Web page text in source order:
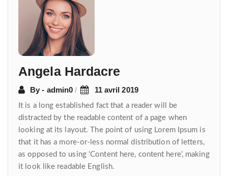
Angela Hardacre
By - admin0 11 avril 2019
It is a long established fact that a reader will be
distracted by the readable content of a page when
looking at its layout. The point of using Lorem Ipsum is
that it has a more-or-less normal distribution of letters,
as opposed to using ‘Content here, content here’, making
it look like readable English.
l’article